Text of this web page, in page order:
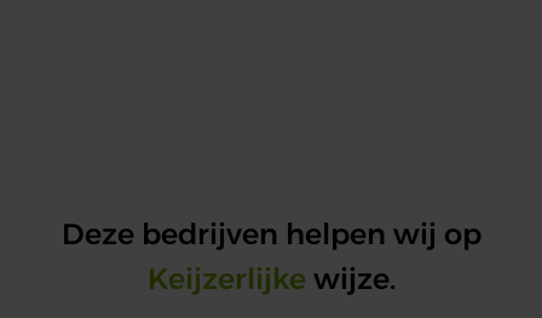
Deze bedrijven helpen wij op
Keijzerlijke wijze.